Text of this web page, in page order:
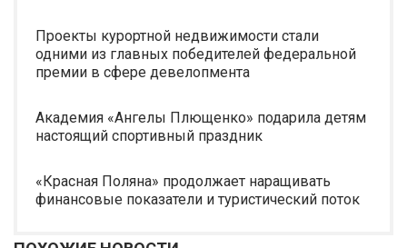
Проекты курортной недвижимости стали
одними из главных победителей федеральной
премии в сфере девелопмента
Академия «Ангелы Плющенко» подарила детям
настоящий спортивный праздник
«Красная Поляна» продолжает наращивать
финансовые показатели и туристический поток